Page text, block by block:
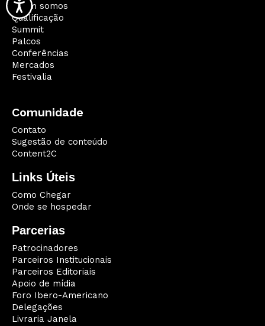
Quem somos
Qualificação
Summit
Palcos
Conferências
Mercados
Festivalia
Comunidade
Contato
Sugestão de conteúdo
Content2C
Links Úteis
Como Chegar
Onde se hospedar
Parcerias
Patrocinadores
Parceiros Institucionais
Parceiros Editoriais
Apoio de mídia
Foro Ibero-Americano
Delegações
Livraria Janela